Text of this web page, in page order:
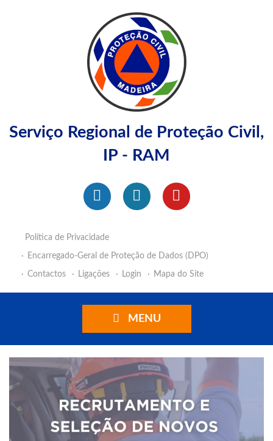
Serviço Regional de Proteção Civil,
IP - RAM
Política de Privacidade
Encarregado-Geral de Proteção de Dados (DPO)
Contactos
Ligações Login Mapa do Site
MENU